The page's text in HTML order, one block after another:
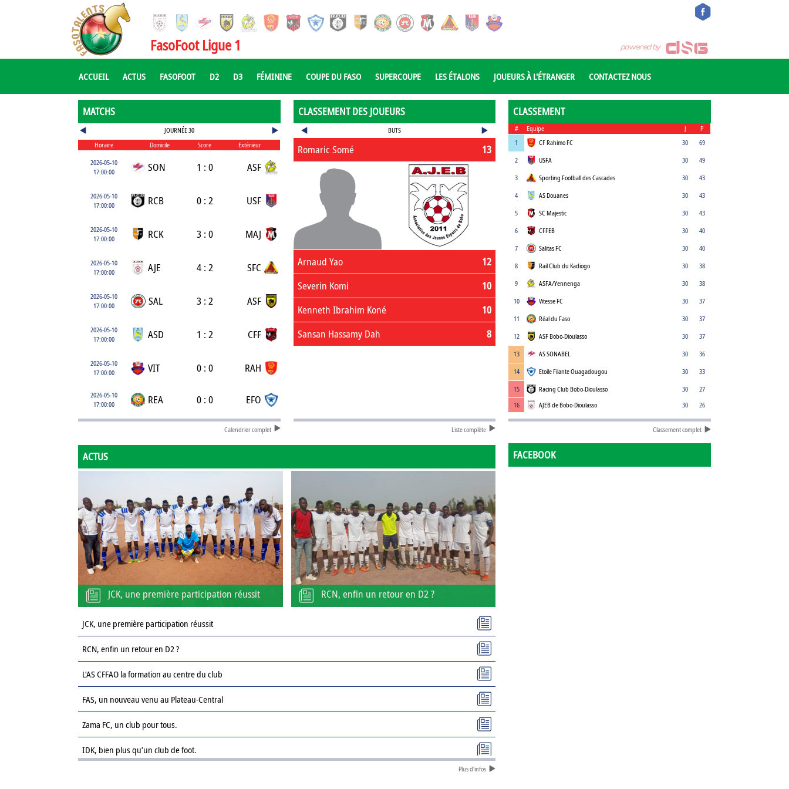
FasoFoot Ligue 1
ACCUEIL ACTUS FASOFOOT D2 D3 FÉMININE COUPE DU FASO SUPERCOUPE LES ÉTALONS JOUEURS À L'ÉTRANGER CONTACTEZ NOUS
MATCHS
JOURNÉE 30
Horaire
Domicile Score
Extérieur
2026-05-10
17:00:00
SON 1 : 0 ASF
2026-05-10
17:00:00
RCB 0 : 2 USF
2026-05-10
17:00:00
RCK 3 : 0 MAJ
2026-05-10
17:00:00
AJE 4 : 2 SFC
2026-05-10
17:00:00
SAL 3 : 2 ASF
2026-05-10
17:00:00
ASD 1 : 2 CFF
2026-05-10
17:00:00
VIT 0 : 0 RAH
2026-05-10
17:00:00
REA 0 : 0 EFO
Calendrier complet
CLASSEMENT DES JOUEURS
BUTS
13
Romaric Somé
12
Arnaud Yao
10
Severin Komi
10
Kenneth Ibrahim Koné
8
Sansan Hassamy Dah
Liste complète
CLASSEMENT
# Equipe J
P
1
CF Rahimo FC 30
69
2
USFA 30
49
3
Sporting Football des Cascades 30
43
4
AS Douanes 30
43
5
SC Majestic 30
43
6
CFFEB 30
40
7
Salitas FC 30
40
8
Rail Club du Kadiogo 30
38
9
ASFA/Yennenga 30
38
10
Vitesse FC 30
37
11
Réal du Faso 30
37
12
ASF Bobo-Dioulasso 30
37
13
AS SONABEL 30
36
14
Etoile Filante Ouagadougou 30
33
15
Racing Club Bobo-Dioulasso 30
27
16
AJEB de Bobo-Dioulasso 30 26
Classement complet
ACTUS
JCK, une première participation réussit RCN, enfin un retour en D2 ?
JCK, une première participation réussit
RCN, enfin un retour en D2 ?
L’AS CFFAO la formation au centre du club
FAS, un nouveau venu au Plateau-Central
Zama FC, un club pour tous.
IDK, bien plus qu’un club de foot.
Plus d'infos
FACEBOOK